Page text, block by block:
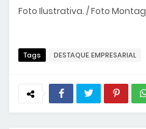
Foto Ilustrativa. / Foto
Tags DESTAQUE EMPRESARIAL